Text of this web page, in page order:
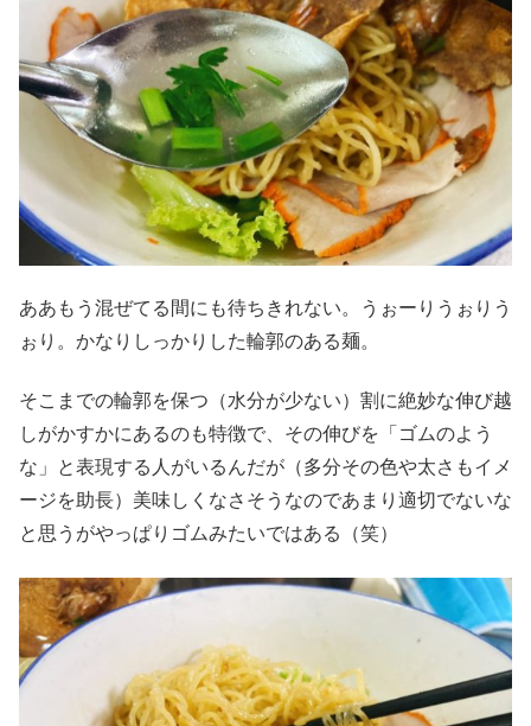
ああもう混ぜてる間にも待ちきれない。うぉーりうぉりう
ぉり。かなりしっかりした輪郭のある麺。
そこまでの輪郭を保つ（水分が少ない）割に絶妙な伸び越
しがかすかにあるのも特徴で、その伸びを「ゴムのよう
な」と表現する人がいるんだが（多分その色や太さもイメ
ージを助長）美味しくなさそうなのであまり適切でないな
と思うがやっぱりゴムみたいではある（笑）